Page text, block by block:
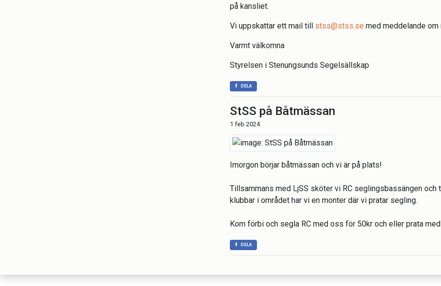
på kansliet.
Vi uppskattar ett mail till stss@stss.se med meddelande om
Varmt välkomna
Styrelsen i Stenungsunds Segelsällskap
DELA
StSS på Båtmässan
1 feb 2024
Imorgon börjar båtmässan och vi är på plats!
Tillsammans med LjSS sköter vi RC seglingsbassängen
klubbar i området har vi en monter där vi pratar segling.
Kom förbi och segla RC med oss för 50kr och eller prata
DELA